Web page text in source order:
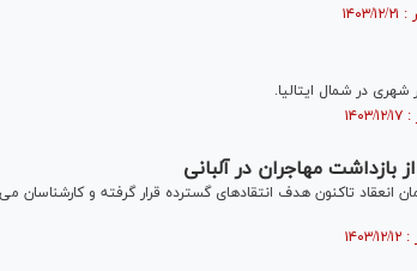
شهری در شمال ایتالیا.
بازداشت مهاجران در آلبانی
انعقاد تاکنون هدف انتقاد‌های گسترده قرار گرفته و